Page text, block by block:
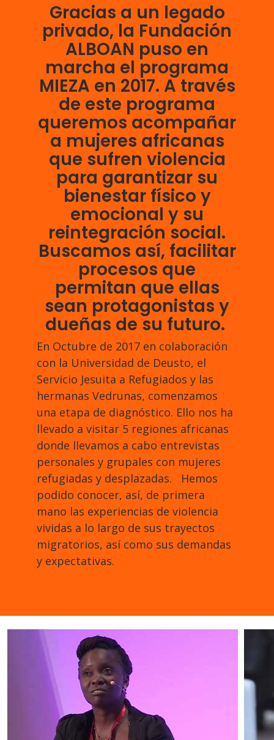
Gracias a un legado
privado, la Fundación
ALBOAN puso en
marcha el programa
MIEZA en 2017. A través
de este programa
queremos acompañar
a mujeres africanas
que sufren violencia
para garantizar su
bienestar físico y
emocional y su
reintegración social.
Buscamos así, facilitar
procesos que
permitan que ellas
sean protagonistas y
dueñas de su futuro.
En Octubre de 2017 en colaboración
con la Universidad de Deusto, el
Servicio Jesuita a Refugiados y las
hermanas Vedrunas, comenzamos
una etapa de diagnóstico. Ello nos ha
llevado a visitar 5 regiones africanas
donde llevamos a cabo entrevistas
personales y grupales con mujeres
refugiadas y desplazadas. Hemos
podido conocer, así, de primera
mano las experiencias de violencia
vividas a lo largo de sus trayectos
migratorios, así como sus demandas
y expectativas.